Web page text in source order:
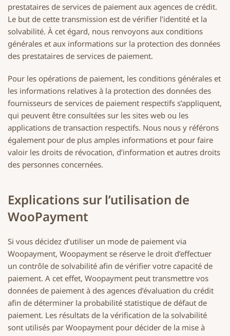
prestataires de services de paiement aux agences de crédit.
Le but de cette transmission est de vérifier l’identité et la
solvabilité. À cet égard, nous renvoyons aux conditions
générales et aux informations sur la protection des données
des prestataires de services de paiement.
Pour les opérations de paiement, les conditions générales et
les informations relatives à la protection des données des
fournisseurs de services de paiement respectifs s’appliquent,
qui peuvent être consultées sur les sites web ou les
applications de transaction respectifs. Nous nous y référons
également pour de plus amples informations et pour faire
valoir les droits de révocation, d’information et autres droits
des personnes concernées.
Explications sur l’utilisation de
WooPayment
Si vous décidez d’utiliser un mode de paiement via
Woopayment, Woopayment se réserve le droit d’effectuer
un contrôle de solvabilité afin de vérifier votre capacité de
paiement. A cet effet, Woopayment peut transmettre vos
données de paiement à des agences d’évaluation du crédit
afin de déterminer la probabilité statistique de défaut de
paiement. Les résultats de la vérification de la solvabilité
sont utilisés par Woopayment pour décider de la mise à